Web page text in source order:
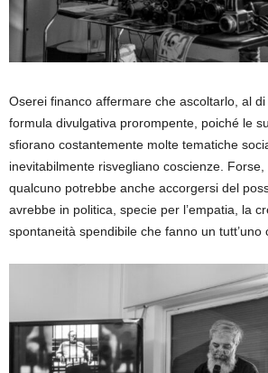
Oserei financo affermare che ascoltarlo, al
formula divulgativa prorompente, poiché le
sfiorano costantemente molte tematiche
inevitabilmente risvegliano coscienze.
qualcuno potrebbe anche accorgersi del
avrebbe in politica, specie per l’empatia, la
spontaneità spendibile che fanno un tutt’uno